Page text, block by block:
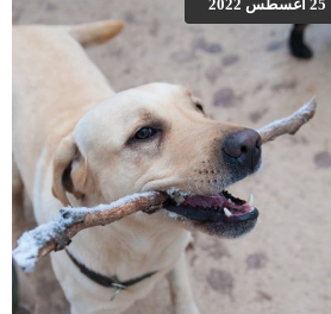
الى المرحلة الاخيرة وهى الوفاة. _المرحلة الاولى,
بسرطان القلب ، ولكن ليس لديه أعراض ولا
_المرحلة الثانية,يعاني الكلب […]
25 أغسطس 2022